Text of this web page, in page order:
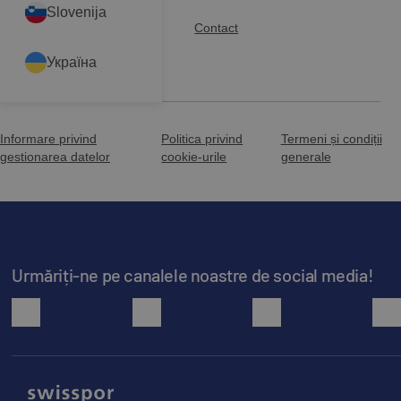
Baza de cunoștințe
Descărcări
Contact
Informare privind
gestionarea datelor
Politica privind
cookie-urile
Termeni și condiții
generale
Urmăriți-ne pe canalele noastre de social media!
facebook youtube instagram
Slovenija
Україна